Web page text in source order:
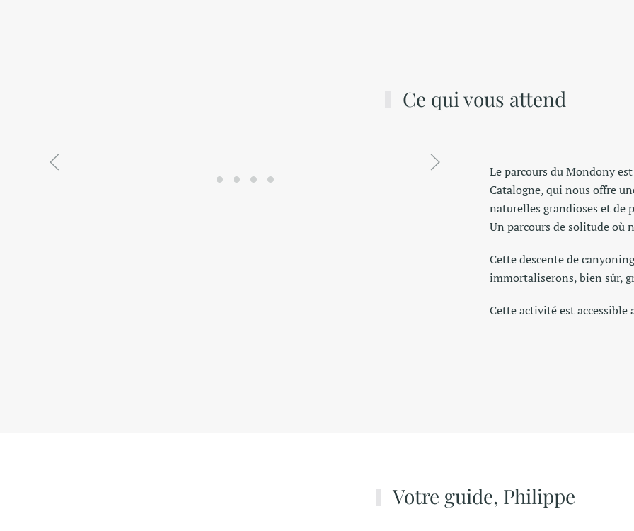
Ce qui vous attend
Le parcours du Mondony
Catalogne, qui nous offre
naturelles grandioses et de
Un parcours de solitude où
Cette descente de
immortaliserons, bien sûr,
Cette activité est accessible
Votre guide, Philippe